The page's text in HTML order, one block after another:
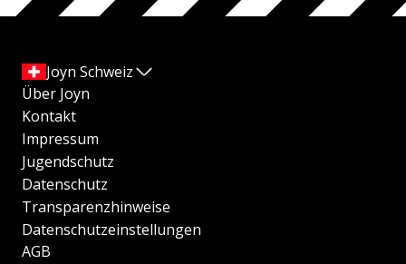
Joyn Schweiz
Über Joyn
Kontakt
Impressum
Jugendschutz
Datenschutz
Transparenzhinweise
Datenschutzeinstellungen
AGB